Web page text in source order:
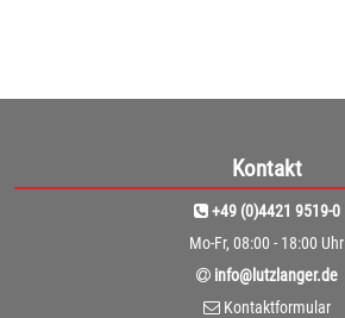
Kontakt
+49 (0)4421 9519-0
Mo-Fr, 08:00 - 18:00 Uhr
info@lutzlanger.de
Kontaktformular